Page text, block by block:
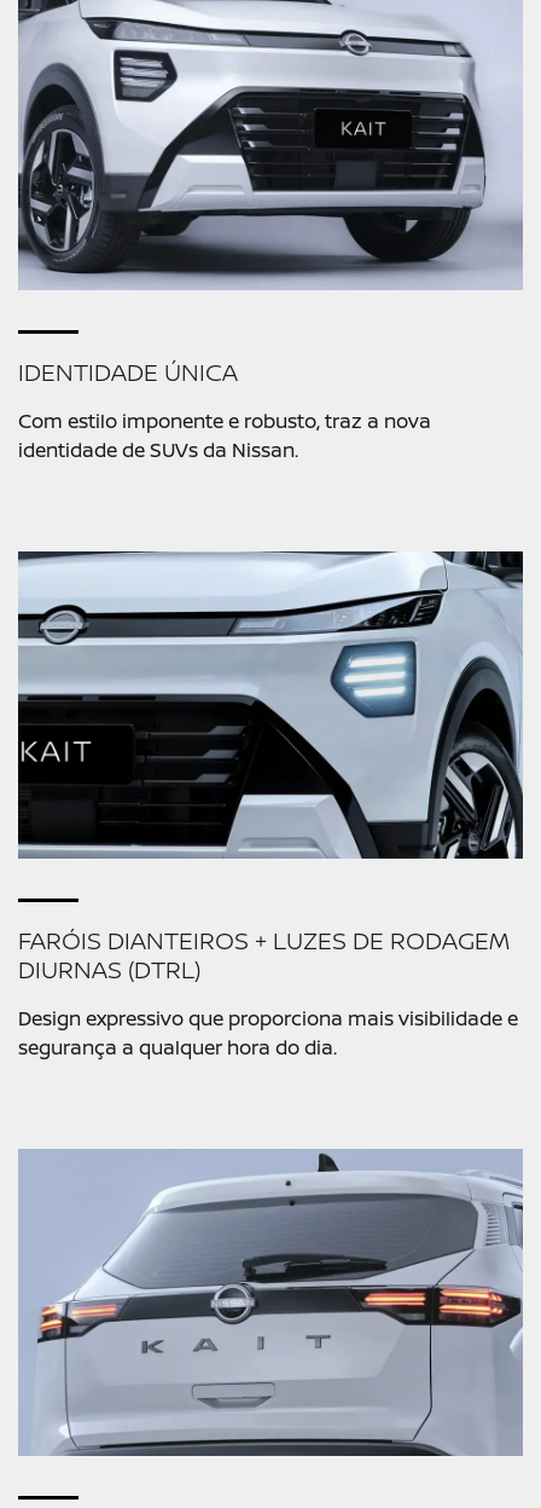
IDENTIDADE ÚNICA
Com estilo imponente e robusto, traz a nova
identidade de SUVs da Nissan.
FARÓIS DIANTEIROS + LUZES DE RODAGEM
DIURNAS (DTRL)
Design expressivo que proporciona mais visibilidade e
segurança a qualquer hora do dia.